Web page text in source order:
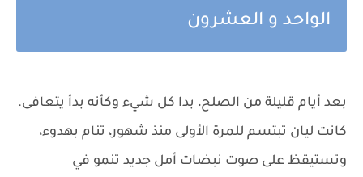
الواحد و العشرون
بعد أيام قليلة من الصلح، بدا كل شيء وكأنه بدأ يتعافى.
كانت ليان تبتسم للمرة الأولى منذ شهور، تنام بهدوء،
وتستيقظ على صوت نبضات أمل جديد تنمو في